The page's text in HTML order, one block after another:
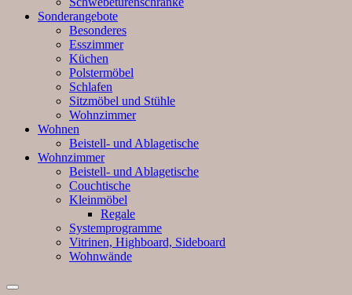
Sonderangebote
Besonderes
Esszimmer
Küchen
Polstermöbel
Schlafen
Sitzmöbel und Stühle
Wohnzimmer
Wohnen
Beistell- und Ablagetische
Wohnzimmer
Beistell- und Ablagetische
Couchtische
Kleinmöbel
Regale
Systemprogramme
Vitrinen, Highboard, Sideboard
Wohnwände